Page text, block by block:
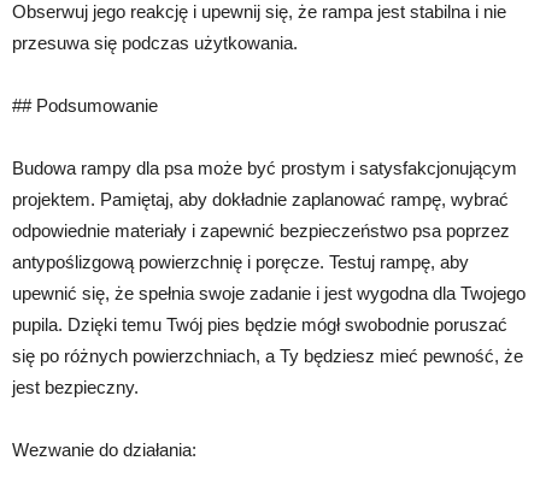
Obserwuj jego reakcję i upewnij się, że rampa jest stabilna i nie
przesuwa się podczas użytkowania.
## Podsumowanie
Budowa rampy dla psa może być prostym i satysfakcjonującym
projektem. Pamiętaj, aby dokładnie zaplanować rampę, wybrać
odpowiednie materiały i zapewnić bezpieczeństwo psa poprzez
antypoślizgową powierzchnię i poręcze. Testuj rampę, aby
upewnić się, że spełnia swoje zadanie i jest wygodna dla Twojego
pupila. Dzięki temu Twój pies będzie mógł swobodnie poruszać
się po różnych powierzchniach, a Ty będziesz mieć pewność, że
jest bezpieczny.
Wezwanie do działania: